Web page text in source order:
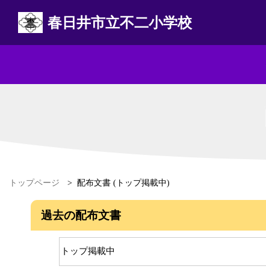
春日井市立不二小学校
トップページ > 配布文書 (トップ掲載中)
過去の配布文書